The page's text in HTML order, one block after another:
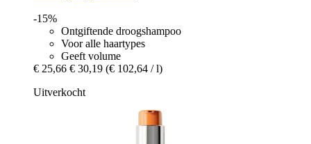
-15%
Ontgiftende droogshampoo
Voor alle haartypes
Geeft volume
€ 25,66 € 30,19 (€ 102,64 / l)
Uitverkocht